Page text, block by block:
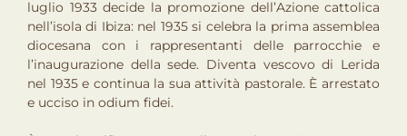
luglio 1933 decide la promozione dell’Azione cattolica
nell’isola di Ibiza: nel 1935 si celebra la prima assemblea
diocesana con i rappresentanti delle par­rocchie e
l’inaugurazione della sede. Diventa vescovo di Lerida
nel 1935 e continua la sua attività pastorale. È arrestato
e uc­ciso in odium fidei.